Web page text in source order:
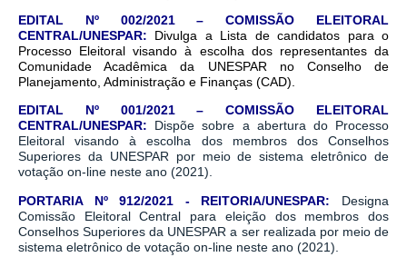
EDITAL Nº 002/2021 – COMISSÃO ELEITORAL
CENTRAL/UNESPAR:
Divulga a Lista de candidatos para o
Processo Eleitoral visando à escolha dos representantes da
Comunidade Acadêmica da UNESPAR no Conselho de
Planejamento, Administração e Finanças (CAD).
EDITAL Nº 001/2021 – COMISSÃO ELEITORAL
CENTRAL/UNESPAR:
Dispõe sobre a abertura do Processo
Eleitoral visando à escolha dos membros dos Conselhos
Superiores da UNESPAR por meio de sistema eletrônico de
votação on-line neste ano (2021).
PORTARIA Nº 912/2021 - REITORIA/UNESPAR: Designa
Comissão Eleitoral Central para eleição dos membros dos
Conselhos Superiores da UNESPAR a ser realizada por meio de
sistema eletrônico de votação on-line neste ano (2021).